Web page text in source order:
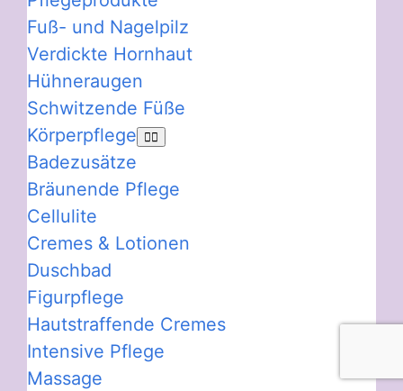
Fuß- und Nagelpilz
Verdickte Hornhaut
Hühneraugen
Schwitzende Füße
Körperpflege
Badezusätze
Bräunende Pflege
Cellulite
Cremes & Lotionen
Duschbad
Figurpflege
Hautstraffende Cremes
Intensive Pflege
Massage